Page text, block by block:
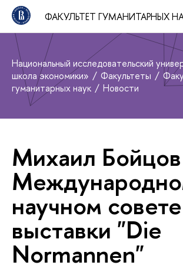
ФАКУЛЬТЕТ ГУМАНИТАРНЫХ
Национальный исследовательский
школа экономики»
Факультеты
гуманитарных наук
Новости
Михаил
научном совете
выставки "Die
Normannen"